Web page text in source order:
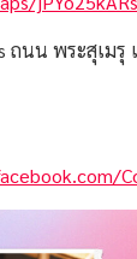
ถนน พระสุเมรุ